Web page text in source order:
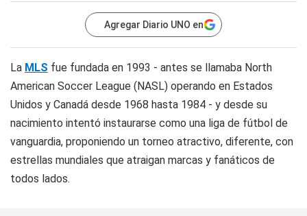
Agregar Diario UNO en
La MLS fue fundada en 1993 - antes se llamaba North
American Soccer League (NASL) operando en Estados
Unidos y Canadá desde 1968 hasta 1984 - y desde su
nacimiento intentó instaurarse como una liga de fútbol de
vanguardia, proponiendo un torneo atractivo, diferente, con
estrellas mundiales que atraigan marcas y fanáticos de
todos lados.